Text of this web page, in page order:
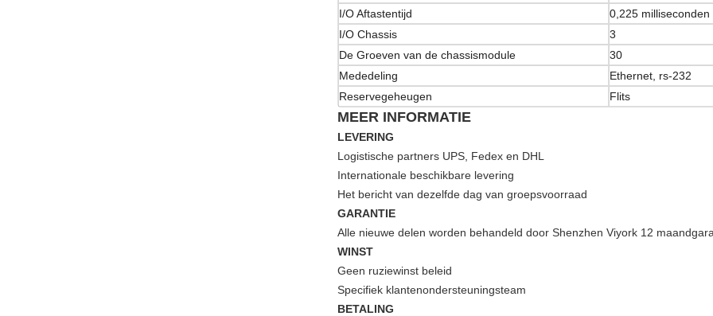
I/O Aftastentijd
0,225 milliseconden
I/O Chassis
3
De Groeven van de chassismodule
30
Mededeling
Ethernet, rs-232
Reservegeheugen
Flits
MEER INFORMATIE
LEVERING
Logistische partners UPS, Fedex en DHL
Internationale beschikbare levering
Het bericht van dezelfde dag van groepsvoorraad
GARANTIE
Alle nieuwe delen worden behandeld door Shenzhen Viyork 12
WINST
Geen ruziewinst beleid
Specifiek klantenondersteuningsteam
BETALING